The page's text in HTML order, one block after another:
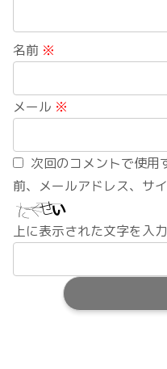
名前 ※
メール ※
次回のコメントで使用
前、メールアドレス、サ
上に表示された文字を入